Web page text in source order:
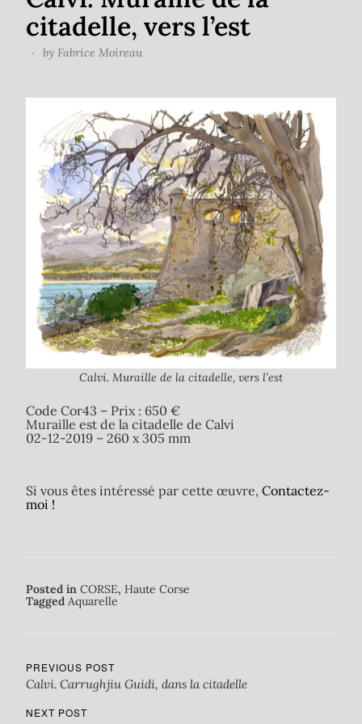
citadelle, vers l’est
by Fabrice Moireau
Calvi. Muraille de la citadelle, vers l’est
Code Cor43 – Prix : 650 €
Muraille est de la citadelle de Calvi
02-12-2019 – 260 x 305 mm
Si vous êtes intéressé par cette œuvre, Contactez-
moi !
Posted in CORSE, Haute Corse
Tagged Aquarelle
PREVIOUS POST
Calvi. Carrughjiu Guidi, dans la citadelle
NEXT POST